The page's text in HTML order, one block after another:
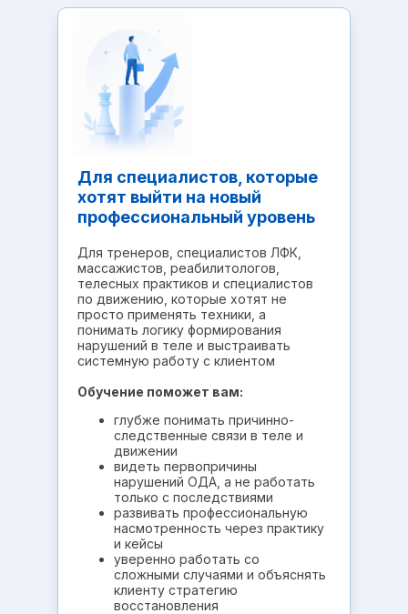
Для специалистов, которые
хотят выйти на новый
профессиональный уровень
Для тренеров, специалистов ЛФК,
массажистов, реабилитологов,
телесных практиков и специалистов
по движению, которые хотят не
просто применять техники, а
понимать логику формирования
нарушений в теле и выстраивать
системную работу с клиентом
Обучение поможет вам:
глубже понимать причинно-
следственные связи в теле и
движении
видеть первопричины
нарушений ОДА, а не работать
только с последствиями
развивать профессиональную
насмотренность через практику
и кейсы
уверенно работать со
сложными случаями и объяснять
клиенту стратегию
восстановления